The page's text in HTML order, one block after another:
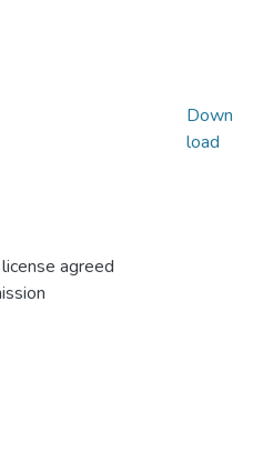
agreed
Down
load